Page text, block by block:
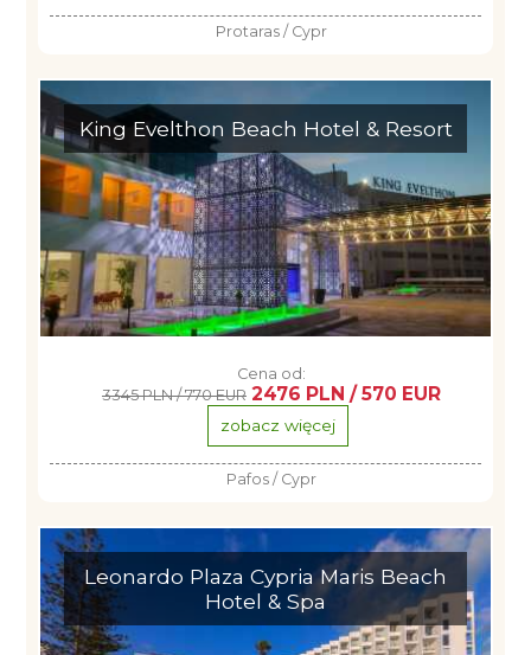
Protaras / Cypr
King Evelthon Beach Hotel & Resort
Cena od:
3345 PLN / 770 EUR 2476 PLN / 570 EUR
zobacz więcej
Pafos / Cypr
Leonardo Plaza Cypria Maris Beach
Hotel & Spa